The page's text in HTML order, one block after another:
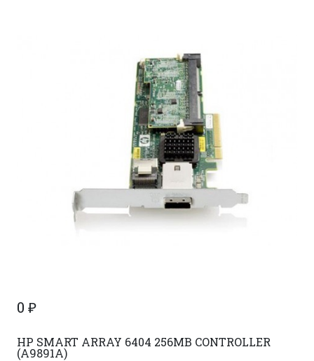
0 ₽
HP SMART ARRAY 6404 256MB CONTROLLER
(A9891A)